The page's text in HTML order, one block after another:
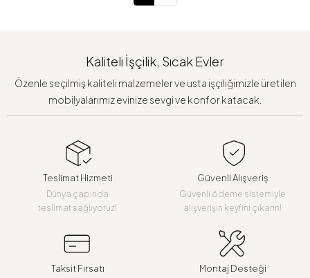
Kaliteli İşçilik, Sıcak Evler
Özenle seçilmiş kaliteli malzemeler ve usta işçiliğimizle üretilen
mobilyalarımız evinize sevgi ve konfor katacak.
Teslimat Hizmeti
Dünya çapında
teslimat sağlıyoruz!
Güvenli Alışveriş
Güvenli ödeme sistemiyle
alışverişin keyfini çıkarın!
Taksit Fırsatı Montaj Desteği